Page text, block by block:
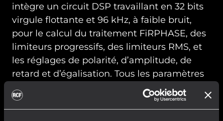
intègre un circuit DSP travaillant en 32 bits
virgule flottante et 96 kHz, à faible bruit,
pour le calcul du traitement FiRPHASE, des
limiteurs progressifs, des limiteurs RMS, et
les réglages de polarité, d’amplitude, de
retard et d’égalisation. Tous les paramètres
de contrôle, le suivi de chaque composant
et d'autres fonctionnalités avancées sont